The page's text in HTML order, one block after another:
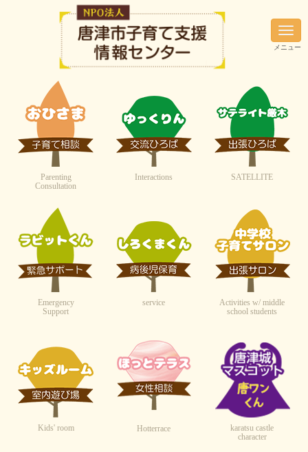
N
a
v
i
o
メニュー
Parenting
Consultation
Interactions SATELLITE
Emergency
Support
service
Activities w/ middle
school students
Kids' room Hotterrace
karatsu castle
character